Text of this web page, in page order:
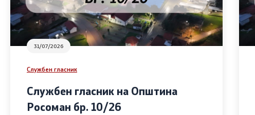
31/07/2026
Службен гласник
Службен гласник на Општина
Росоман бр. 10/26